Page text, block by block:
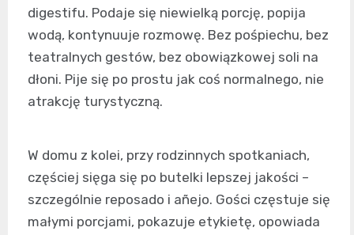
digestifu. Podaje się niewielką porcję, popija
wodą, kontynuuje rozmowę. Bez pośpiechu, bez
teatralnych gestów, bez obowiązkowej soli na
dłoni. Pije się po prostu jak coś normalnego, nie
atrakcję turystyczną.
W domu z kolei, przy rodzinnych spotkaniach,
częściej sięga się po butelki lepszej jakości –
szczególnie reposado i añejo. Gości częstuje się
małymi porcjami, pokazuje etykietę, opowiada